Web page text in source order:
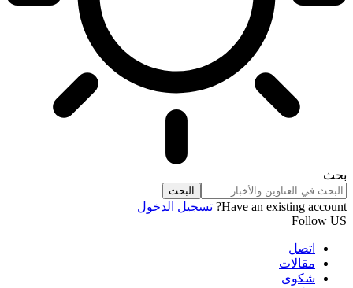
بحث
Have an existing account?
تسجيل الدخول
Follow US
اتصل
مقالات
شكوى